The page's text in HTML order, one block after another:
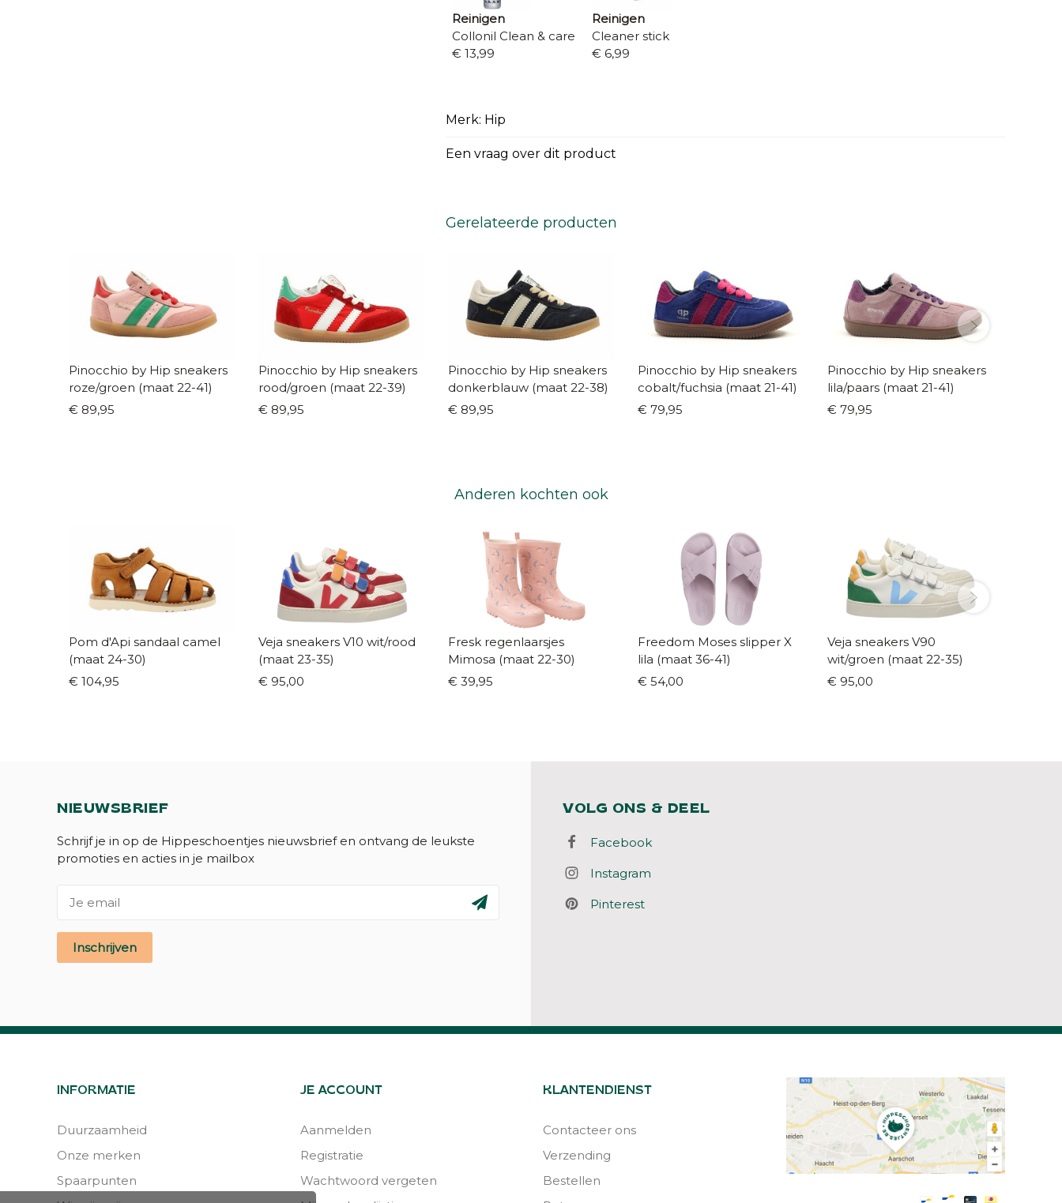
Reinigen
Collonil Clean & care
€ 13,99
Reinigen
Cleaner stick
€ 6,99
Merk: Hip
Een vraag over dit product
Gerelateerde producten
Pinocchio by Hip sneakers
roze/groen (maat 22-41)
€ 89,95
Pinocchio by Hip sneakers
rood/groen (maat 22-39)
€ 89,95
Pinocchio by Hip sneakers
donkerblauw (maat 22-38)
€ 89,95
Pinocchio by Hip sneakers
cobalt/fuchsia (maat 21-41)
€ 79,95
Pinocchio by Hip sneakers
lila/paars (maat 21-41)
€ 79,95
Anderen kochten ook
Pom d'Api sandaal camel
(maat 24-30)
€ 104,95
Veja sneakers V10 wit/rood
(maat 23-35)
€ 95,00
Fresk regenlaarsjes
Mimosa (maat 22-30)
€ 39,95
Freedom Moses slipper X
lila (maat 36-41)
€ 54,00
Veja sneakers V90
wit/groen (maat 22-35)
€ 95,00
NIEUWSBRIEF
Schrijf je in op de Hippeschoentjes nieuwsbrief en ontvang de leukste
promoties en acties in je mailbox
Inschrijven
VOLG ONS & DEEL
Facebook
Instagram
Pinterest
INFORMATIE
Duurzaamheid
Onze merken
Spaarpunten
JE ACCOUNT
Aanmelden
Registratie
Wachtwoord vergeten
KLANTENDIENST
Contacteer ons
Verzending
Bestellen